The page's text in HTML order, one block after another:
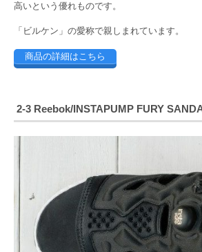
高いという優れものです。
「ビルケン」の愛称で親しまれています。
商品の詳細はこちら
2-3 Reebok/INSTAPUMP FURY